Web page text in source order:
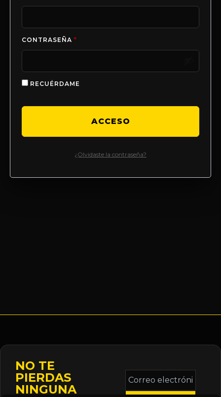
CONTRASEÑA *
RECUÉRDAME
ACCESO
¿Olvidaste la contraseña?
NO TE
PIERDAS
NINGUNA
Correo
electrónico
*